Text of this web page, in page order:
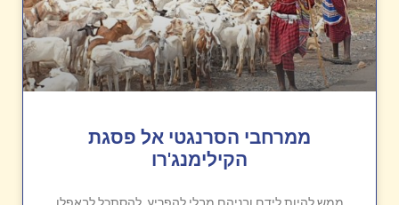
ממרחבי הסרנגטי אל פסגת
הקילימנג'רו